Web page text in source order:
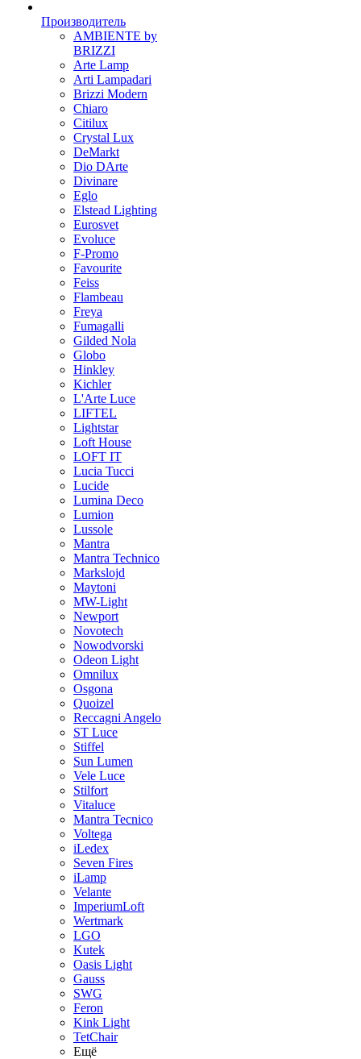
Производитель
AMBIENTE by
BRIZZI
Arte Lamp
Arti Lampadari
Brizzi Modern
Chiaro
Citilux
Crystal Lux
DeMarkt
Dio DArte
Divinare
Eglo
Elstead Lighting
Eurosvet
Evoluce
F-Promo
Favourite
Feiss
Flambeau
Freya
Fumagalli
Gilded Nola
Globo
Hinkley
Kichler
L'Arte Luce
LIFTEL
Lightstar
Loft House
LOFT IT
Lucia Tucci
Lucide
Lumina Deco
Lumion
Lussole
Mantra
Mantra Technico
Markslojd
Maytoni
MW-Light
Newport
Novotech
Nowodvorski
Odeon Light
Omnilux
Osgona
Quoizel
Reccagni Angelo
ST Luce
Stiffel
Sun Lumen
Vele Luce
Stilfort
Vitaluce
Mantra Tecnico
Voltega
iLedex
Seven Fires
iLamp
Velante
ImperiumLoft
Wertmark
LGO
Kutek
Oasis Light
Gauss
SWG
Feron
Kink Light
TetСhair
Ещё